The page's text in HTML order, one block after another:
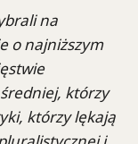
na
o najniższym
średniej, którzy
którzy lękają